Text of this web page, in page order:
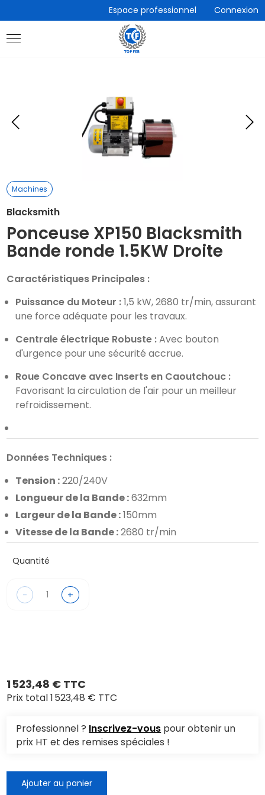
directement
au
contenu
Espace professionnel Connexion
Eléments
précédent
Machines
Blacksmith
Ponceuse XP150 Blacksmith
Bande ronde 1.5KW Droite
Caractéristiques Principales :
Puissance du Moteur :1,5 kW, 2680 tr/min, assurant
une force adéquate pour les travaux.
Centrale électrique Robuste :Avec bouton
d'urgence pour une sécurité accrue.
Roue Concave avec Inserts en Caoutchouc :
Favorisant la circulation de l'air pour un meilleur
refroidissement.
Données Techniques :
Tension :220/240V
Longueur de la Bande :632mm
Largeur de la Bande :150mm
Vitesse de la Bande :2680 tr/min
Quantité
- +
1 523,48 € TTC
Prix total1 523,48 € TTC
Professionnel ? Inscrivez-vous pour obtenir un
prix HT et des remises spéciales !
Ajouter au panier